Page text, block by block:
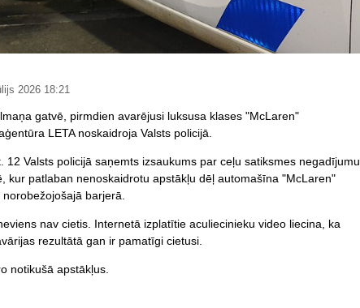
2026 18:21
gatvē, pirmdien avarējusi luksusa klases "McLaren"
LETA noskaidroja Valsts policijā.
12 Valsts policijā saņemts izsaukums par ceļu satiksmes negadījumu
kur patlaban nenoskaidrotu apstākļu dēļ automašīna "McLaren"
norobežojošajā barjerā.
nav cietis. Internetā izplatītie aculiecinieku video liecina, ka
rezultātā gan ir pamatīgi cietusi.
notikušā apstākļus.